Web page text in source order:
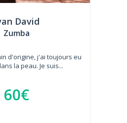
David
Zumba
d'origine, j'ai toujours eu
la peau. Je suis...
60€